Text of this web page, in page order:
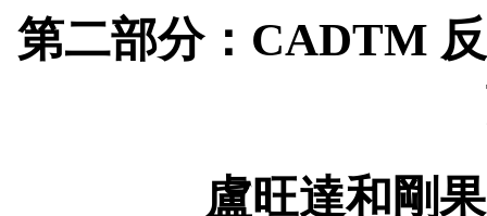
第二部分： CADTM
盧旺達和剛